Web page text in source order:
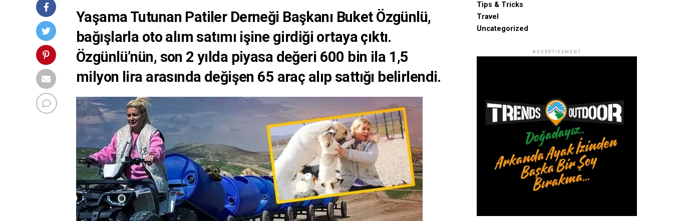
Yaşama Tutunan Patiler Derneği Başkanı Buket Özgünlü,
bağışlarla oto alım satımı işine girdiği ortaya çıktı.
Özgünlü’nün, son 2 yılda piyasa değeri 600 bin ila 1,5
milyon lira arasında değişen 65 araç alıp sattığı belirlendi.
Tips & Tricks
Travel
Uncategorized
ADVERTISEMENT